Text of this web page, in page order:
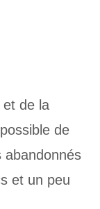
et de la
de
abandonnés
et un peu